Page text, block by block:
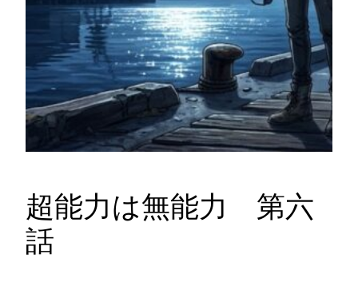
超能力は無能力 第六
話